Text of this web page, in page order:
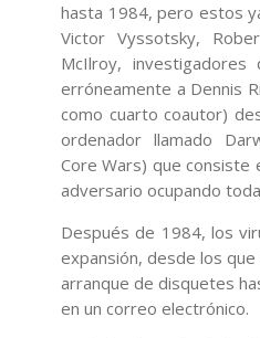
hasta 1984, pero estos
Victor Vyssotsky,
McIlroy,
erróneamente a Dennis
como cuarto coautor)
ordenador llamado
Core Wars) que consiste
adversario ocupando toda
Después de 1984, los
expansión, desde los
arranque de disquetes
en un correo electrónico.